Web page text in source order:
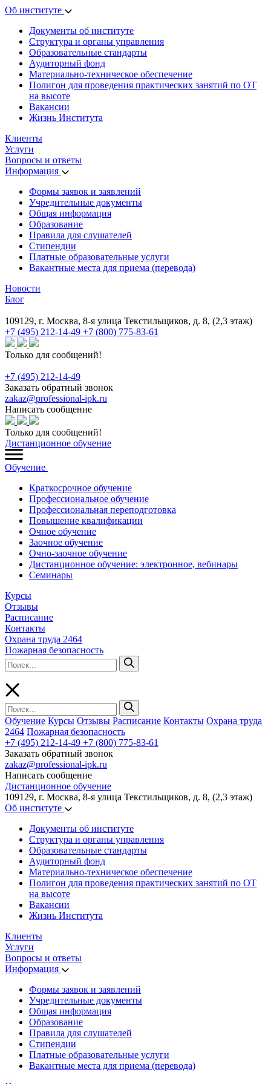
Об институте
Документы об институте
Структура и органы управления
Образовательные стандарты
Аудиторный фонд
Материально-техническое обеспечение
Полигон для проведения практических занятий по ОТ
на высоте
Вакансии
Жизнь Института
Клиенты
Услуги
Вопросы и ответы
Информация
Формы заявок и заявлений
Учредительные документы
Общая информация
Образование
Правила для слушателей
Стипендии
Платные образовательные услуги
Вакантные места для приема (перевода)
Новости
Блог
109129, г. Москва, 8-я улица Текстильщиков, д. 8, (2,3 этаж)
+7 (495) 212-14-49 +7 (800) 775-83-61
Только для сообщений!
+7 (495) 212-14-49
Заказать обратный звонок
zakaz@professional-ipk.ru
Написать сообщение
Только для сообщений!
Дистанционное обучение
Обучение
Краткосрочное обучение
Профессиональное обучение
Профессиональная переподготовка
Повышение квалификации
Очное обучение
Заочное обучение
Очно-заочное обучение
Дистанционное обучение: электронное, вебинары
Семинары
Курсы
Отзывы
Расписание
Контакты
Охрана труда 2464
Пожарная безопасность
Обучение Курсы Отзывы Расписание Контакты Охрана труда
2464 Пожарная безопасность
+7 (495) 212-14-49 +7 (800) 775-83-61
Заказать обратный звонок
zakaz@professional-ipk.ru
Написать сообщение
Дистанционное обучение
109129, г. Москва, 8-я улица Текстильщиков, д. 8, (2,3 этаж)
Об институте
Документы об институте
Структура и органы управления
Образовательные стандарты
Аудиторный фонд
Материально-техническое обеспечение
Полигон для проведения практических занятий по ОТ
на высоте
Вакансии
Жизнь Института
Клиенты
Услуги
Вопросы и ответы
Информация
Формы заявок и заявлений
Учредительные документы
Общая информация
Образование
Правила для слушателей
Стипендии
Платные образовательные услуги
Вакантные места для приема (перевода)